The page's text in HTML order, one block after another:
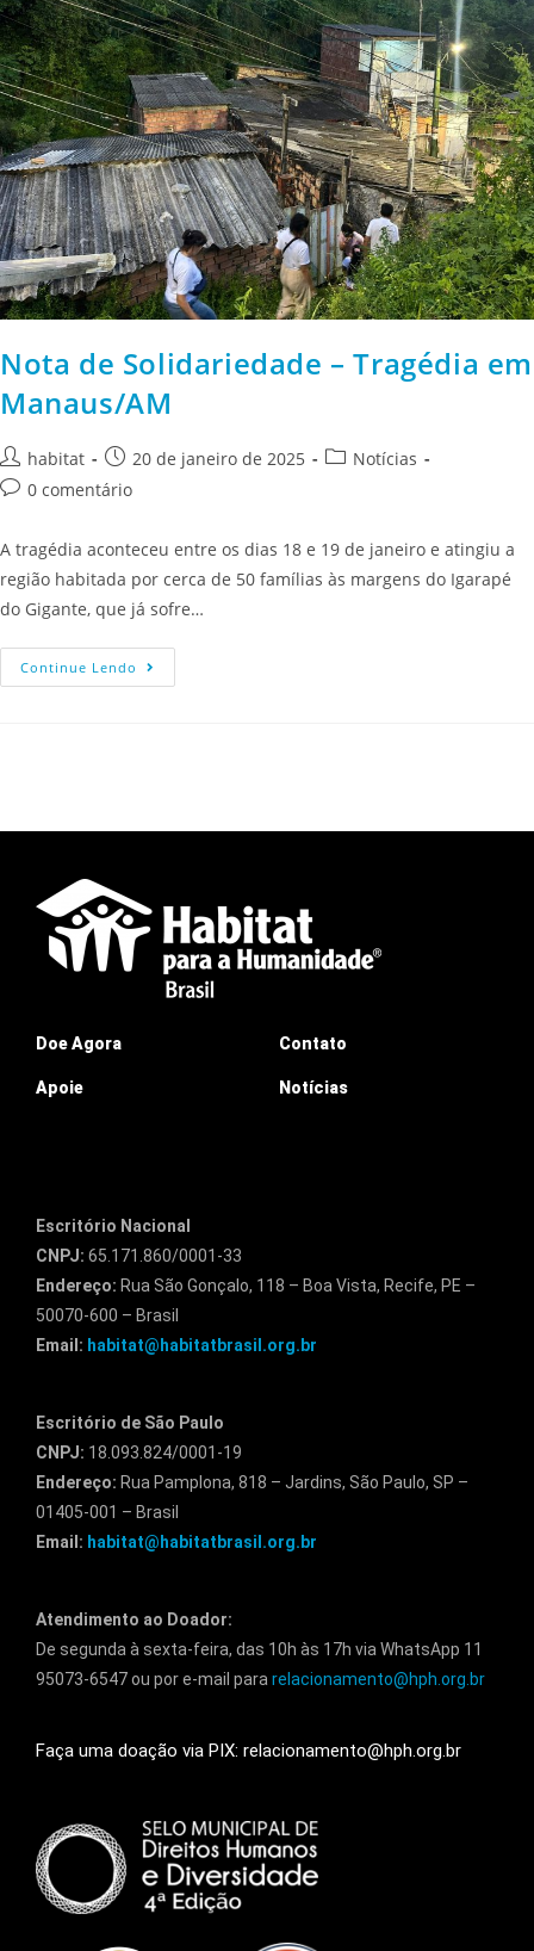
Nota de Solidariedade – Tragédia em
Manaus/AM
habitat 20 de janeiro de 2025
Notícias
0 comentário
A tragédia aconteceu entre os dias 18 e 19 de janeiro e atingiu a
região habitada por cerca de 50 famílias às margens do Igarapé
do Gigante, que já sofre…
Continue Lendo
Doe Agora
Apoie
Contato
Notícias
Escritório Nacional
CNPJ: 65.171.860/0001-33
Endereço: Rua São Gonçalo, 118 – Boa Vista, Recife, PE –
50070-600 – Brasil
Email: habitat@habitatbrasil.org.br
Escritório de São Paulo
CNPJ: 18.093.824/0001-19
Endereço: Rua Pamplona, 818 – Jardins, São Paulo, SP –
01405-001 – Brasil
Email: habitat@habitatbrasil.org.br
Atendimento ao Doador:
De segunda à sexta-feira, das 10h às 17h via WhatsApp 11
95073-6547 ou por e-mail para relacionamento@hph.org.br
Faça uma doação via PIX: relacionamento@hph.org.br